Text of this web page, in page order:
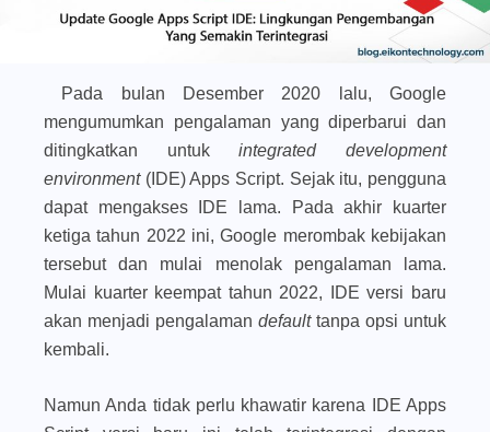
Pada bulan Desember 2020 lalu, Google
mengumumkan pengalaman yang diperbarui dan
ditingkatkan untukintegrated development
environment(IDE) Apps Script. Sejak itu, pengguna
dapat mengakses IDE lama. Pada akhir kuarter
ketiga tahun 2022 ini, Google merombak kebijakan
tersebut dan mulai menolak pengalaman lama.
Mulai kuarter keempat tahun 2022, IDE versi baru
akan menjadi pengalaman defaulttanpa opsi untuk
kembali.
Namun Anda tidak perlu khawatir karena IDE Apps